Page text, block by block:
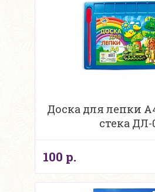
Доска для лепки
стека ДЛ-
100 р.